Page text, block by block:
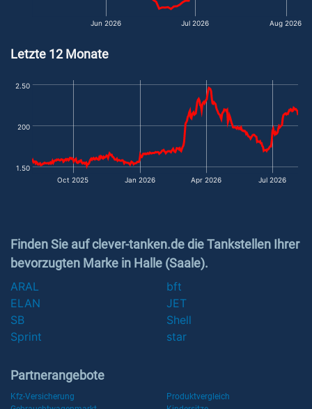
Jun 2026 Jul 2026 Aug 2026
Letzte 12 Monate
1.50
200
2.50
Oct 2025 Jan 2026 Apr 2026 Jul 2026
Finden Sie auf clever-tanken.de die Tankstellen Ihrer
bevorzugten Marke in Halle (Saale).
ARAL
bft
ELAN
JET
SB
Shell
Sprint
star
Partnerangebote
Kfz-Versicherung
Produktvergleich